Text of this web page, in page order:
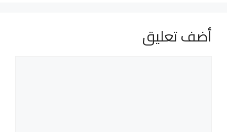
أضف تعليق